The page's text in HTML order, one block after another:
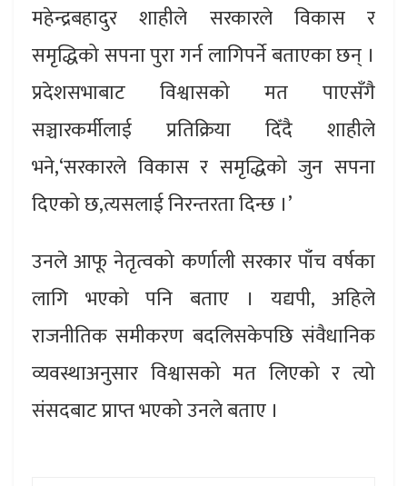
महेन्द्रबहादुर शाहीले सरकारले विकास र
समृद्धिको सपना पुरा गर्न लागिपर्ने बताएका छन् ।
प्रदेशसभाबाट विश्वासको मत पाएसँगै
सञ्चारकर्मीलाई प्रतिक्रिया दिँदै शाहीले
भने,‘सरकारले विकास र समृद्धिको जुन सपना
दिएको छ,त्यसलाई निरन्तरता दिन्छ ।’
उनले आफू नेतृत्वको कर्णाली सरकार पाँच वर्षका
लागि भएको पनि बताए । यद्यपी, अहिले
राजनीतिक समीकरण बदलिसकेपछि संवैधानिक
व्यवस्थाअनुसार विश्वासको मत लिएको र त्यो
संसदबाट प्राप्त भएको उनले बताए ।